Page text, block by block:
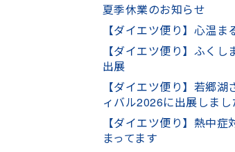
夏季休業のお知らせ
【ダイエツ便り】心温ま
【ダイエツ便り】ふく
出展
【ダイエツ便り】若郷
ィバル2026に出展しまし
【ダイエツ便り】熱中
まってます